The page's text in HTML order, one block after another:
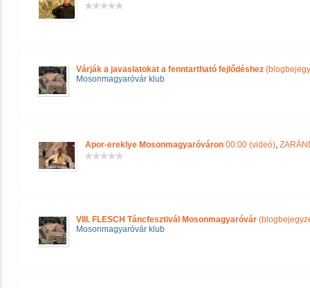
Várják a javaslatokat a fenntartható fejlődéshez
Mosonmagyaróvár klub
Apor-ereklye Mosonmagyaróváron 00:00 (videó),
VIII. FLESCH Táncfesztivál Mosonmagyaróvár
Mosonmagyaróvár klub